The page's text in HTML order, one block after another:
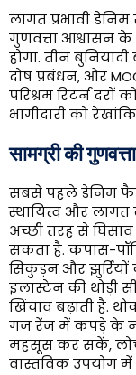
लागत प्रभावी
गुणवत्ता आश्वासन
होगा. तीन
दोष प्रबंधन, और
परिश्रम रिटर्न
भागीदारी को
सामग्री की
सबसे पहले डेनिम
स्थायित्व और लागत
अच्छी तरह से
सकता है. कपास-
सिकुड़न और
इलास्टेन की थोड़ी
खिंचाव बढ़ाती है.
गज रेंज में कपड़े के
महसूस कर सकें,
वास्तविक उपयोग